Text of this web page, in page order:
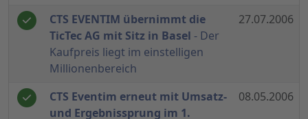
CTS EVENTIM übernimmt die
TicTec AG mit Sitz in Basel - Der
Kaufpreis liegt im einstelligen
Millionenbereich
27.07.2006
CTS Eventim erneut mit Umsatz-
und Ergebnissprung im 1.
08.05.2006